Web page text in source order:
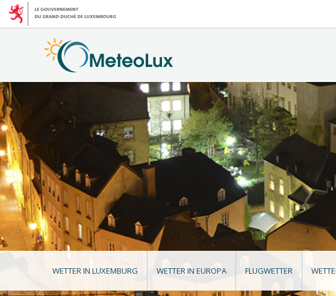
WETTER IN LUXEMBURG WETTER IN EUROPA FLUGWETTER